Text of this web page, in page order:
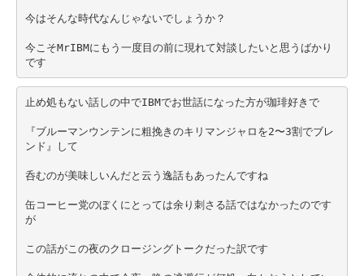
今はそんな時代なんじゃないでしょうか？
今こそMrIBMにもう一度目の前に現れて対談したいと思うばかり
です
止め処もない話しの中でIBMでお世話になった方が珈琲好きで
『ブルーマンウンテンに粗挽きのキリマンジャロを2〜3割でブレ
ンド』して
呑むのが美味しいんだと云う逸話もあったんですね
缶コーヒー党のぼくにとっては余り刺さる話ではなかったのです
が
この話がこの夜のクロージングトークだった訳です